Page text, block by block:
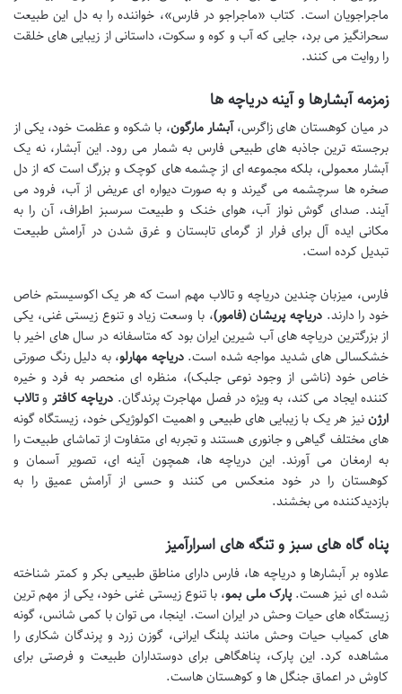
ماجراجویان است. کتاب «ماجراجو در فارس»، خواننده را به دل این طبیعت
سحرانگیز می برد، جایی که آب و کوه و سکوت، داستانی از زیبایی های خلقت
را روایت می کنند.
زمزمه آبشارها و آینه دریاچه ها
در میان کوهستان های زاگرس،آبشار مارگون، با شکوه و عظمت خود، یکی از
برجسته ترین جاذبه های طبیعی فارس به شمار می رود. این آبشار، نه یک
آبشار معمولی، بلکه مجموعه ای از چشمه های کوچک و بزرگ است که از دل
صخره ها سرچشمه می گیرند و به صورت دیواره ای عریض از آب، فرود می
آیند. صدای گوش نواز آب، هوای خنک و طبیعت سرسبز اطراف، آن را به
مکانی ایده آل برای فرار از گرمای تابستان و غرق شدن در آرامش طبیعت
تبدیل کرده است.
فارس، میزبان چندین دریاچه و تالاب مهم است که هر یک اکوسیستم خاص
خود را دارند.دریاچه پریشان (فامور)، با وسعت زیاد و تنوع زیستی غنی، یکی
از بزرگترین دریاچه های آب شیرین ایران بود که متاسفانه در سال های اخیر با
خشکسالی های شدید مواجه شده است.دریاچه مهارلو، به دلیل رنگ صورتی
خاص خود (ناشی از وجود نوعی جلبک)، منظره ای منحصر به فرد و خیره
کننده ایجاد می کند، به ویژه در فصل مهاجرت پرندگان. دریاچه کافتر وتالاب
ارژننیز هر یک با زیبایی های طبیعی و اهمیت اکولوژیکی خود، زیستگاه گونه
های مختلف گیاهی و جانوری هستند و تجربه ای متفاوت از تماشای طبیعت را
به ارمغان می آورند. این دریاچه ها، همچون آینه ای، تصویر آسمان و
کوهستان را در خود منعکس می کنند و حسی از آرامش عمیق را به
بازدیدکننده می بخشند.
پناه گاه های سبز و تنگه های اسرارآمیز
علاوه بر آبشارها و دریاچه ها، فارس دارای مناطق طبیعی بکر و کمتر شناخته
شده ای نیز هست.پارک ملی بمو، با تنوع زیستی غنی خود، یکی از مهم ترین
زیستگاه های حیات وحش در ایران است. اینجا، می توان با کمی شانس، گونه
های کمیاب حیات وحش مانند پلنگ ایرانی، گوزن زرد و پرندگان شکاری را
مشاهده کرد. این پارک، پناهگاهی برای دوستداران طبیعت و فرصتی برای
کاوش در اعماق جنگل ها و کوهستان هاست.